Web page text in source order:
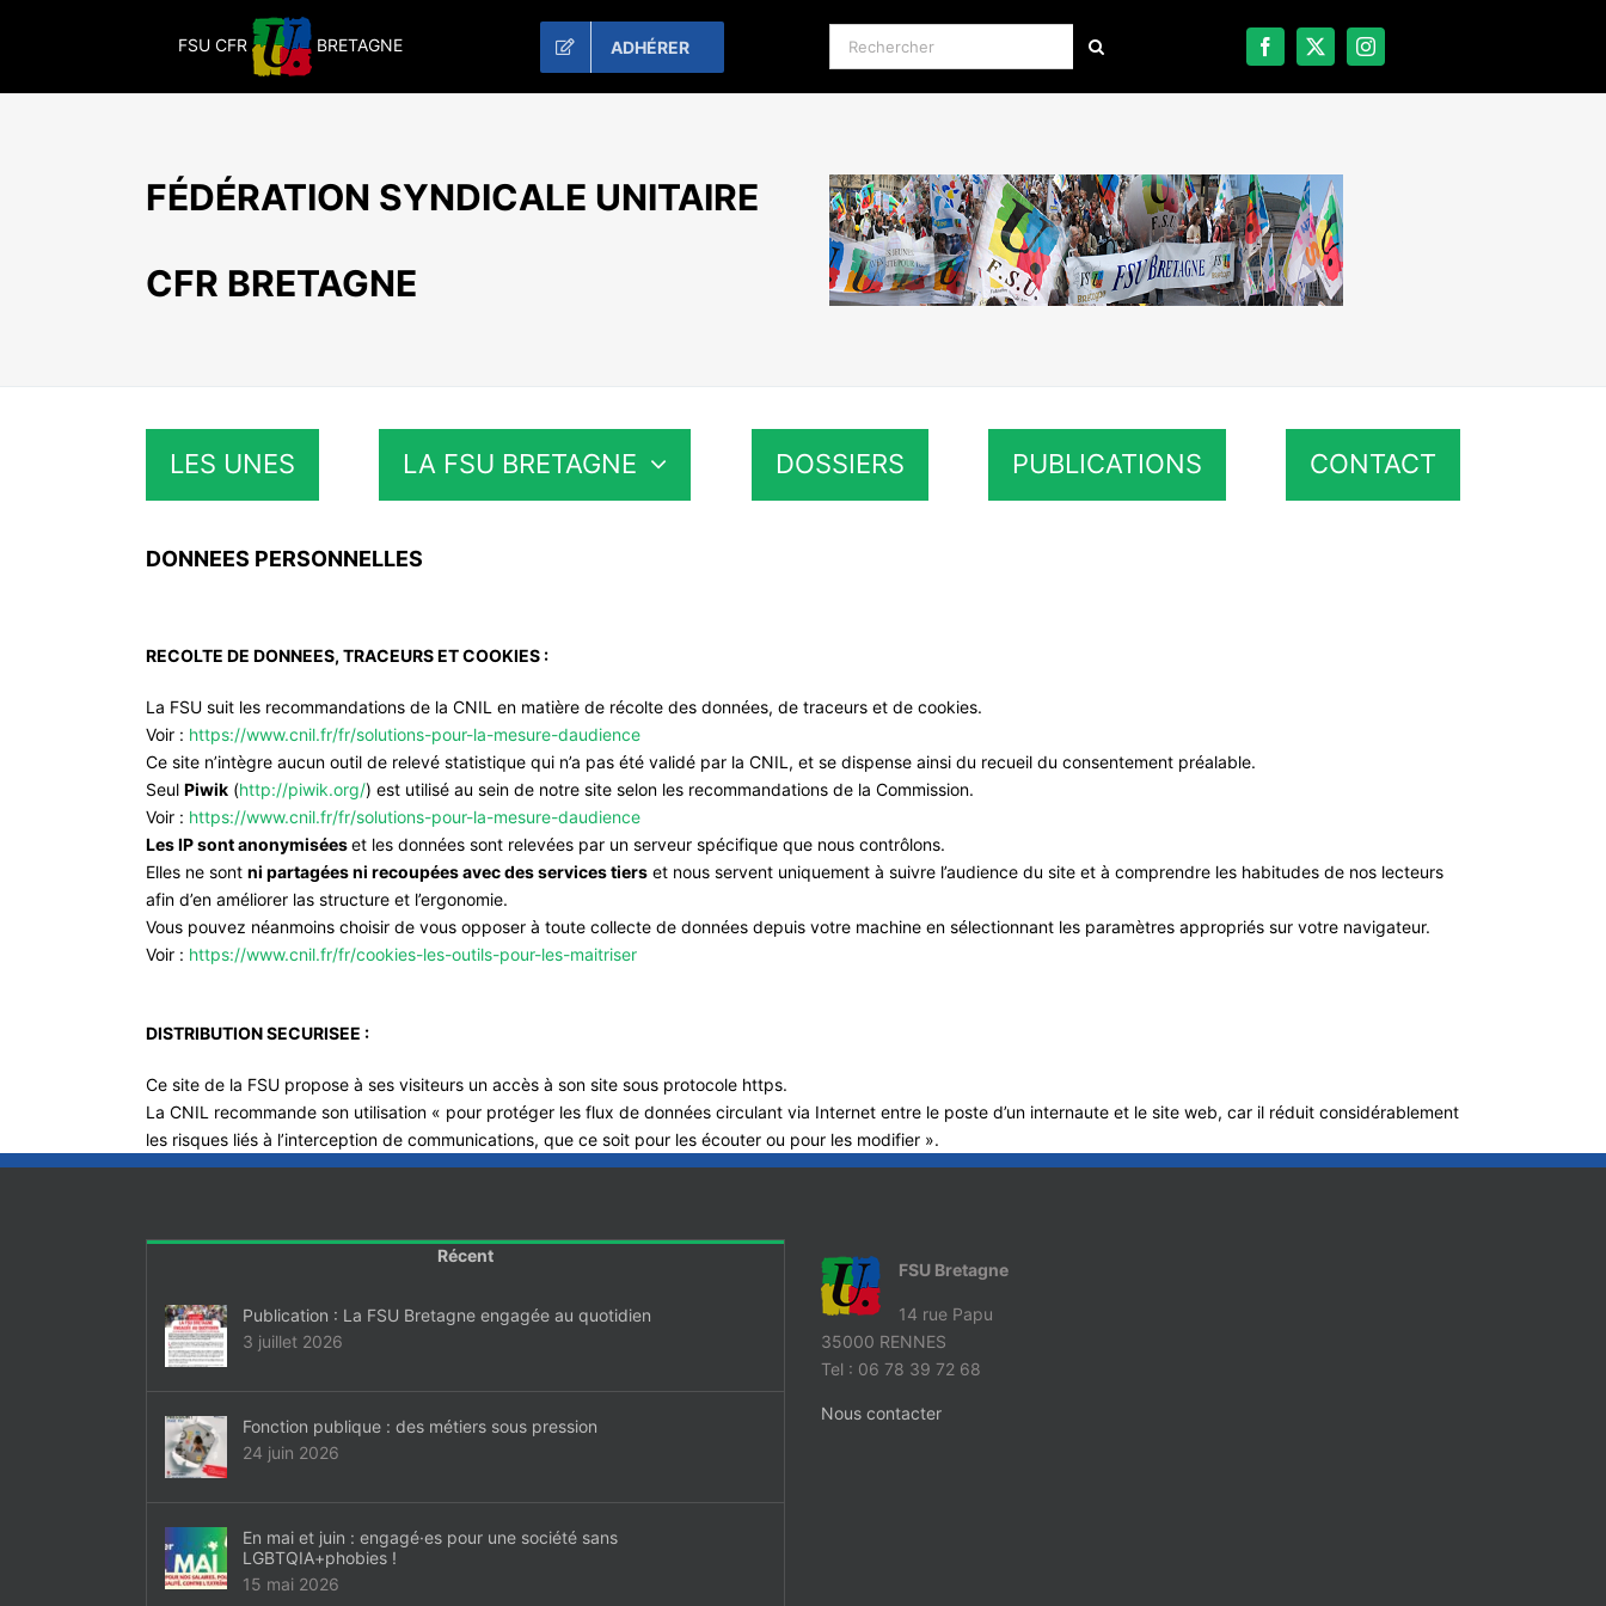
FSU CFR BRETAGNE ADHÉRER Rechercher:
FÉDÉRATION SYNDICALE UNITAIRE
CFR BRETAGNE
LES UNES LA FSU BRETAGNE DOSSIERS PUBLICATIONS CONTACT
DONNEES PERSONNELLES
RECOLTE DE DONNEES, TRACEURS ET COOKIES :
La FSU suit les recommandations de la CNIL en matière de récolte des données, de traceurs et de cookies.
Voir : https://www.cnil.fr/fr/solutions-pour-la-mesure-daudience
Ce site n’intègre aucun outil de relevé statistique qui n’a pas été validé par la CNIL, et se dispense ainsi du recueil du consentement préalable.
Seul Piwik (http://piwik.org/) est utilisé au sein de notre site selon les recommandations de la Commission.
Voir : https://www.cnil.fr/fr/solutions-pour-la-mesure-daudience
Les IP sont anonymiséeset les données sont relevées par un serveur spécifique que nous contrôlons.
Elles ne sont ni partagées ni recoupées avec des services tiers et nous servent uniquement à suivre l’audience du site et à comprendre les habitudes de nos lecteurs
afin d’en améliorer las structure et l’ergonomie.
Vous pouvez néanmoins choisir de vous opposer à toute collecte de données depuis votre machine en sélectionnant les paramètres appropriés sur votre navigateur.
Voir : https://www.cnil.fr/fr/cookies-les-outils-pour-les-maitriser
DISTRIBUTION SECURISEE :
Ce site de la FSU propose à ses visiteurs un accès à son site sous protocole https.
La CNIL recommande son utilisation « pour protéger les flux de données circulant via Internet entre le poste d’un internaute et le site web, car il réduit considérablement
les risques liés à l’interception de communications, que ce soit pour les écouter ou pour les modifier ».
Récent
Publication : La FSU Bretagne engagée au quotidien
3 juillet 2026
Fonction publique : des métiers sous pression
24 juin 2026
En mai et juin : engagé·es pour une société sans
LGBTQIA+phobies !
15 mai 2026
FSU Bretagne
14 rue Papu
35000 RENNES
Tel : 06 78 39 72 68
Nous contacter